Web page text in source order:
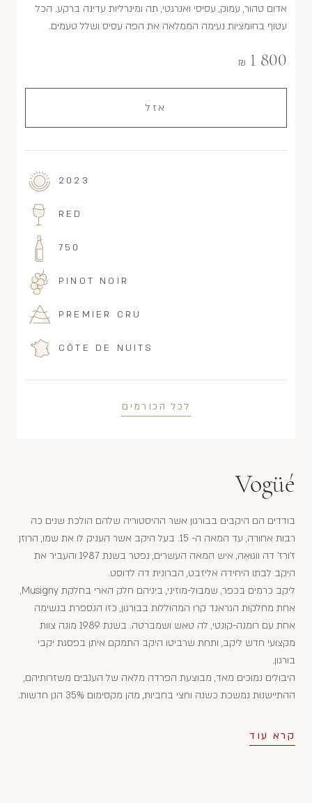
אדום טהור, עמוק, עסיסי ואנרגטי, תה ומינרליות עדינה ברקע. הכל
עטוף בחומציות נעימה הממלאה את הפה עסיס ושלל טעמים.
1 800
₪
אזל
2023
RED
750
PINOT NOIR
PREMIER CRU
CÔTE DE NUITS
לכל הכורמים
Vogüé
בודדים הם היקבים בבורגון אשר ההיסטוריה שלהם הולכת שנים כה
רבות אחורה, עד המאה ה- 15. בעל היקב אשר העניק לו את שמו, הרוזן
ז'ורז' דה ווֹגוּאֶה, איש המאה העשרים, נפטר בשנת 1987 והעביר את
היקב לבתו היחידה אליזבט, הברונית דה לדוסט.
ליקב כרמים בכפר, שמבול-מוזיני, ביניהם חלק הארי בחלקת Musigny,
אחת מחלקות הגראנד קרו המהוללות בבורגון, כזו הנספרת בנשימה
אחת עם רומנה-קונטי, לה טאש ושמברטה. בשנת 1989 מונה צוות
מקצועי חדש ליקב, ותחת שרביטו היקב התמקם איתן בפסגת יקבי
בורגון.
היבולים נמוכים מאד, מבוצעת הפרדה מלאה של הענבים משזרותיהם,
ההתיישנות נמשכת כשנה וחצי בחביות, מהן מקסימום 35% הנן חדשות.
קרא עוד